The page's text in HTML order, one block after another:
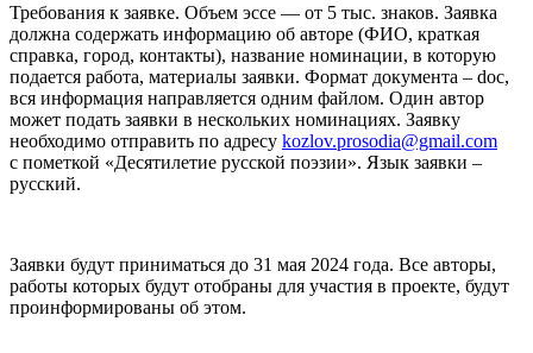
Требования к заявке. Объем эссе — от 5 тыс. знаков. Заявка
должна содержать информацию об авторе (ФИО, краткая
справка, город, контакты), название номинации, в которую
подается работа, материалы заявки. Формат документа – doc,
вся информация направляется одним файлом. Один автор
может подать заявки в нескольких номинациях. Заявку
необходимо отправить по адресу kozlov.prosodia@gmail.com
с пометкой «Десятилетие русской поэзии». Язык заявки –
русский.
Заявки будут приниматься до 31 мая 2024 года. Все авторы,
работы которых будут отобраны для участия в проекте, будут
проинформированы об этом.